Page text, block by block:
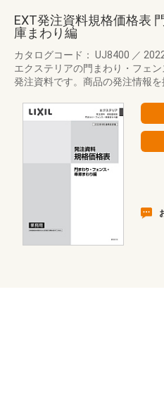
EXT発注資料規格価格表
庫まわり編
カタログコード： UJ8400 ／
エクステリアの門まわり・フェ
発注資料です。商品の発注情報を